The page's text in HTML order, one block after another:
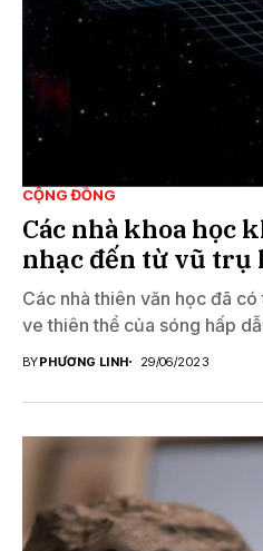
CỘNG ĐỒNG
Các nhà khoa học
nhạc đến từ vũ trụ
Các nhà thiên văn học đã
ve thiên thể của sóng hấp
BYPHƯƠNG LINH 29/06/2023